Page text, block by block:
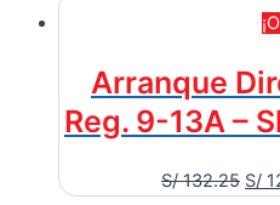
Arranque
Reg. 9-13A –
S/132.25 S/